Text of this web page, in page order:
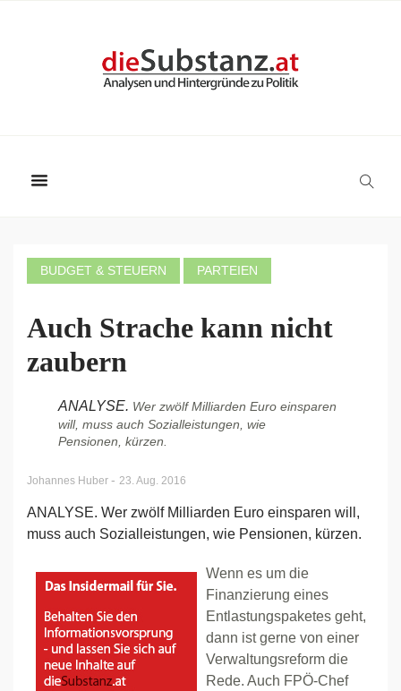
BUDGET & STEUERN PARTEIEN
Auch Strache kann nicht
zaubern
ANALYSE. Wer zwölf Milliarden Euro einsparen
will, muss auch Sozialleistungen, wie
Pensionen, kürzen.
Johannes Huber - 23. Aug. 2016
ANALYSE. Wer zwölf Milliarden Euro einsparen will,
muss auch Sozialleistungen, wie Pensionen, kürzen.
Wenn es um die
Finanzierung eines
Entlastungspaketes geht,
dann ist gerne von einer
Verwaltungsreform die
Rede. Auch FPÖ-Chef